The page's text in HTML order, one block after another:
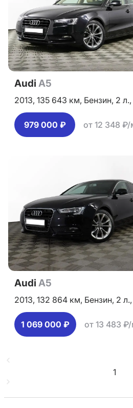
Audi A5
2013, 135 643 км, Бензин, 2 л.,
979 000 ₽ от 12 348
Audi A5
2013, 132 864 км, Бензин, 2 л.,
1 069 000 ₽ от 13 483
1